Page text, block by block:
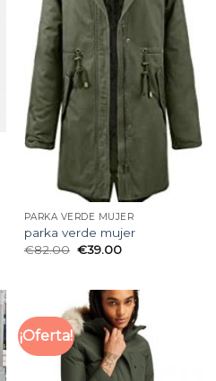
PARKA VERDE MUJER
parka verde mujer
€82.00 €39.00
¡Oferta!